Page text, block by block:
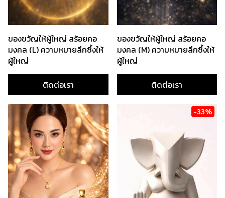
ของขวัญให้ผู้ใหญ่ สร้อยคอ
มงคล (L) ความหมายลึกซึ้งให้
ผู้ใหญ่
ติดต่อเรา
ของขวัญให้ผู้ใหญ่ สร้อยคอ
มงคล (M) ความหมายลึกซึ้งให้
ผู้ใหญ่
ติดต่อเรา
-33%